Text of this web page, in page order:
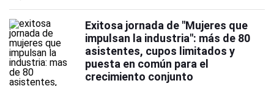
Exitosa jornada de "Mujeres que
impulsan la industria": más de 80
asistentes, cupos limitados y
puesta en común para el
crecimiento conjunto